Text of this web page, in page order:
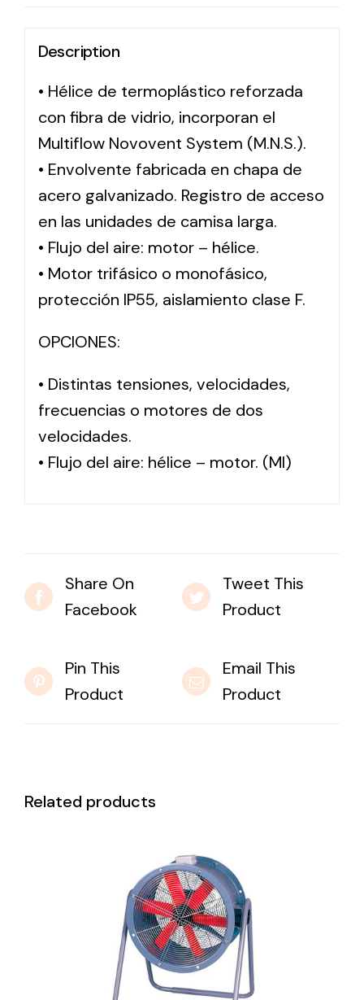
Description
• Hélice de termoplástico reforzada
con fibra de vidrio, incorporan el
Multiflow Novovent System (M.N.S.).
• Envolvente fabricada en chapa de
acero galvanizado. Registro de acceso
en las unidades de camisa larga.
• Flujo del aire: motor – hélice.
• Motor trifásico o monofásico,
protección IP55, aislamiento clase F.
OPCIONES:
• Distintas tensiones, velocidades,
frecuencias o motores de dos
velocidades.
• Flujo del aire: hélice – motor. (MI)
Share On
Facebook
Tweet This
Product
Pin This
Product
Email This
Product
Related products
DETAILS